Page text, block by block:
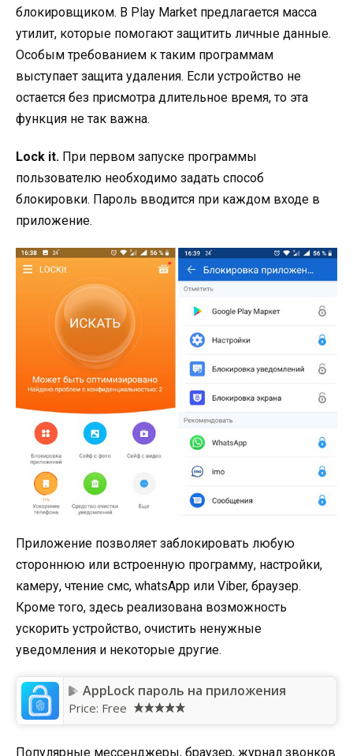
блокировщиком. В Play Market предлагается масса
утилит, которые помогают защитить личные данные.
Особым требованием к таким программам
выступает защита удаления. Если устройство не
остается без присмотра длительное время, то эта
функция не так важна.
Lock it. При первом запуске программы
пользователю необходимо задать способ
блокировки. Пароль вводится при каждом входе в
приложение.
Приложение позволяет заблокировать любую
стороннюю или встроенную программу, настройки,
камеру, чтение смс, whatsApp или Viber, браузер.
Кроме того, здесь реализована возможность
ускорить устройство, очистить ненужные
уведомления и некоторые другие.
AppLock пароль на приложения
Price: Free
Популярные мессенджеры, браузер, журнал звонков